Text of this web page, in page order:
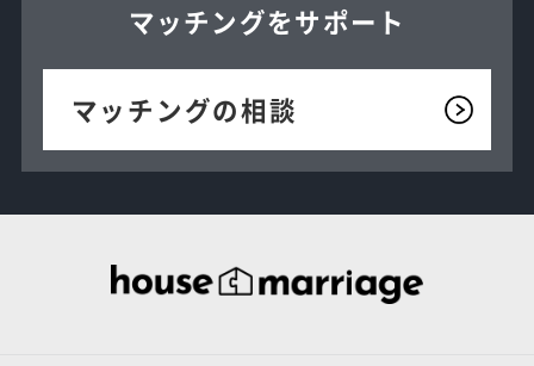
マッチングをサポート
マッチングの相談